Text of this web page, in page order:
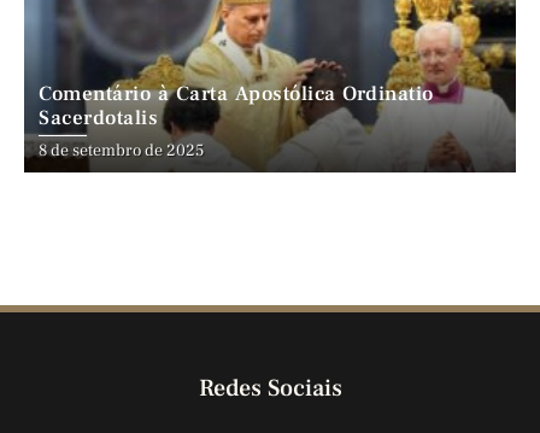
Comentário à Carta Apostólica Ordinatio
Sacerdotalis
8 de setembro de 2025
Redes Sociais